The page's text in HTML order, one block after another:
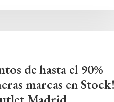
de hasta el 90%
marcas en Stock!